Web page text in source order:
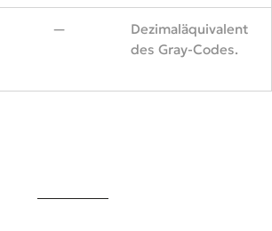
—
Dezimaläquivalent
des Gray-Codes.